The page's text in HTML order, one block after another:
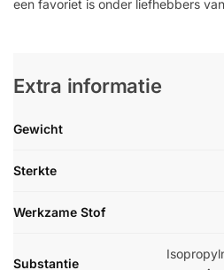
een favoriet is onder liefhebbers
Extra informatie
Gewicht
Sterkte
Werkzame Stof
Substantie